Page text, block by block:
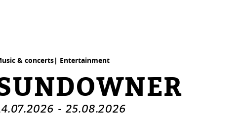
& concerts| Entertainment
- 25.08.2026